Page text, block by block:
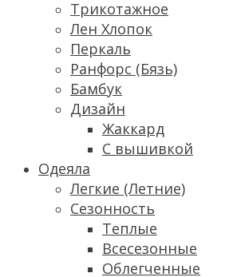
Трикотажное
Лен Хлопок
Перкаль
Ранфорс (Бязь)
Бамбук
Дизайн
Жаккард
С вышивкой
Одеяла
Легкие (Летние)
Сезонность
Теплые
Всесезонные
Облегченные